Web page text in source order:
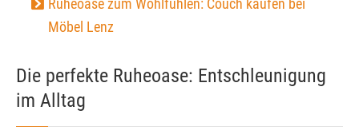
Möbel Lenz
Die perfekte Ruheoase: Entschleunigung
im Alltag